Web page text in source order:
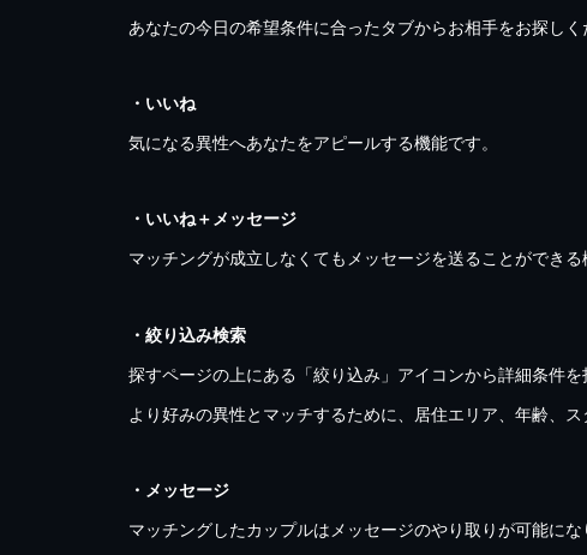
あなたの今日の希望条件に合ったタブからお相手をお探しく
・いいね
気になる異性へあなたをアピールする機能です。
・いいね＋メッセージ
マッチングが成立しなくてもメッセージを送ることができ
・絞り込み検索
探すページの上にある「絞り込み」アイコンから詳細条件を
より好みの異性とマッチするために、居住エリア、年齢、
・メッセージ
マッチングしたカップルはメッセージのやり取りが可能にな